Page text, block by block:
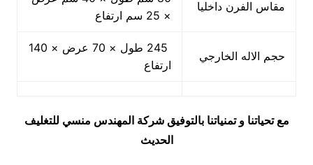
مقاس الفرن داخليا
× 25 سم ارتفاع
حجم الاله الخارجي
245 طول × 70 عرض × 140
ارتفاع
مع تحياتنا و تمنياتنا بالتوفيق شركة المهندس منسي للتغليف
الحديث